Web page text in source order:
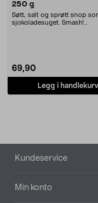
250 g
Søtt, salt og sprøtt snop
sjokoladesuget. Smash!
69,90
Legg i handlekurv
Bunntekst
Kundeservice
Min konto